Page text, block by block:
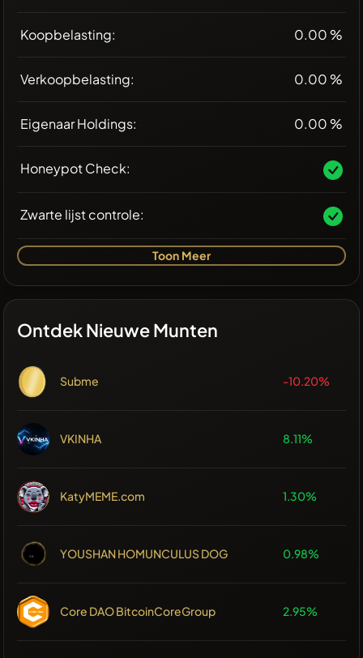
Koopbelasting: 0.00 %
Verkoopbelasting: 0.00 %
Eigenaar Holdings: 0.00 %
Honeypot Check:
Zwarte lijst controle:
Toon Meer
Ontdek Nieuwe Munten
Subme -10.20%
VKINHA 8.11%
KatyMEME.com 1.30%
YOUSHAN HOMUNCULUS DOG 0.98%
Core DAO BitcoinCoreGroup 2.95%